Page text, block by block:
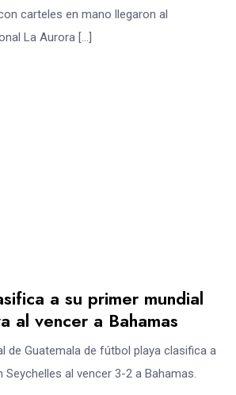
carteles en mano llegaron al
La Aurora […]
a su primer mundial
al vencer a Bahamas
de Guatemala de fútbol playa clasifica a
Seychelles al vencer 3-2 a Bahamas.